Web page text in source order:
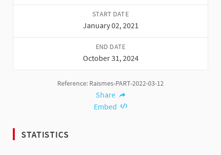
START DATE
January 02, 2021
END DATE
October 31, 2024
Reference: Raismes-PART-2022-03-12
Share
Embed
STATISTICS